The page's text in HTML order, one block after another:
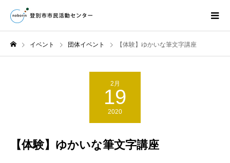
イベント 団体イベント 【体験】ゆかいな筆文字講座
2月
19
2020
【体験】ゆかいな筆文字講座